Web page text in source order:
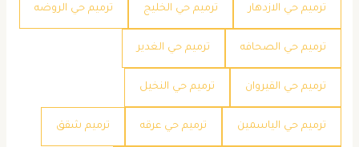
ترميم حي الازدهار ترميم حي الخليج ترميم حي الروضه
ترميم حي الصحافه ترميم حي الغدير
ترميم حي القيروان ترميم حي النخيل
ترميم حي الياسمين ترميم حي عرقه ترميم شقق